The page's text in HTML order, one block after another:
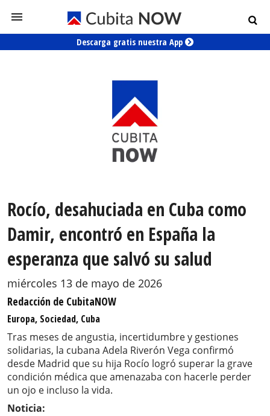
Descarga gratis nuestra App
Rocío, desahuciada en Cuba como
Damir, encontró en España la
esperanza que salvó su salud
miércoles 13 de mayo de 2026
Redacción de CubitaNOW
Europa, Sociedad, Cuba
Tras meses de angustia, incertidumbre y gestiones
solidarias, la cubana Adela Riverón Vega confirmó
desde Madrid que su hija Rocío logró superar la grave
condición médica que amenazaba con hacerle perder
un ojo e incluso la vida.
Noticia: